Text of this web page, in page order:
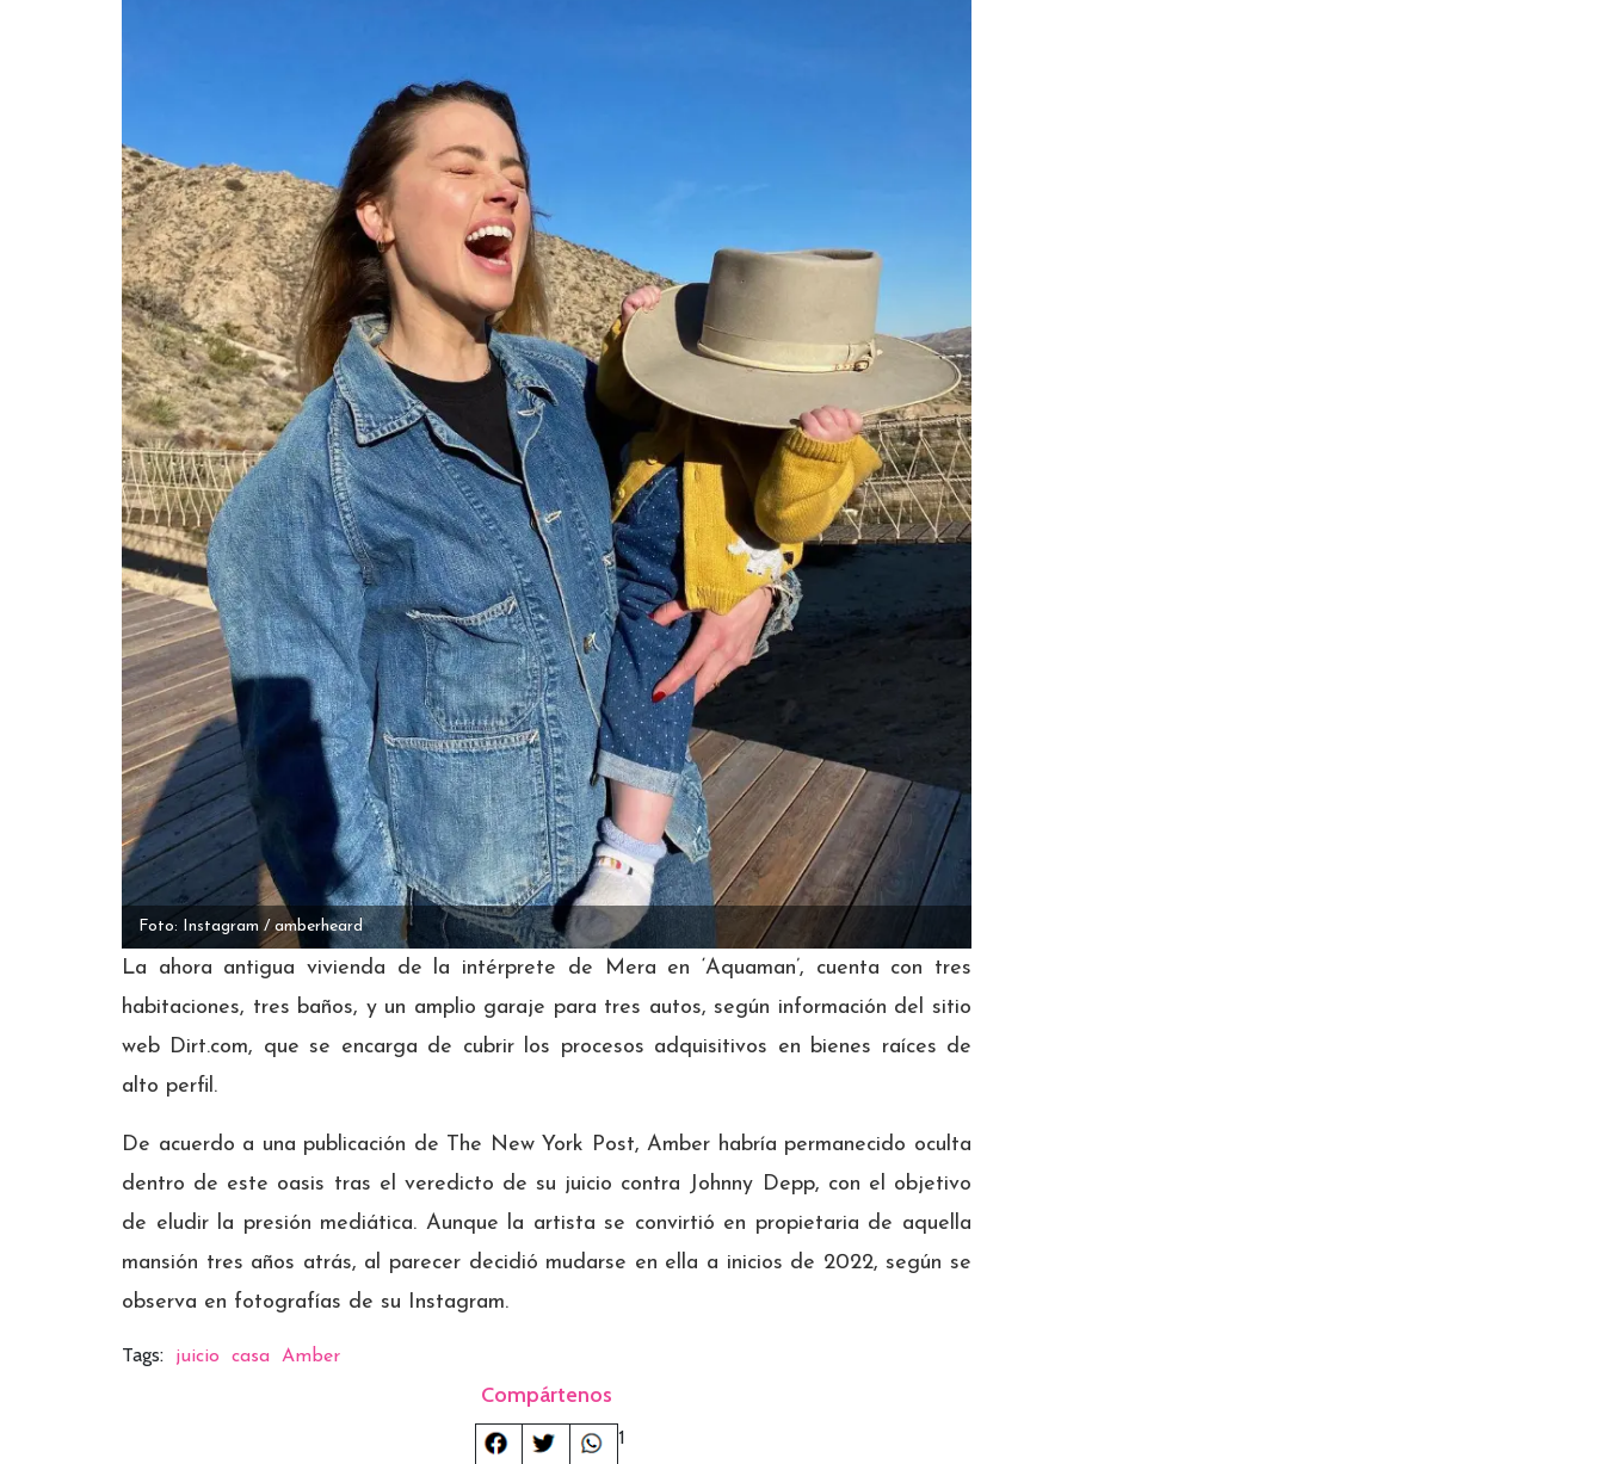
Foto: Instagram / amberheard
La ahora antigua vivienda de la intérprete de Mera en ‘Aquaman’, cuenta con tres
habitaciones, tres baños, y un amplio garaje para tres autos, según información del sitio
web Dirt.com, que se encarga de cubrir los procesos adquisitivos en bienes raíces de
alto perfil.
De acuerdo a una publicación de The New York Post, Amber habría permanecido oculta
dentro de este oasis tras el veredicto de su juicio contra Johnny Depp, con el objetivo
de eludir la presión mediática. Aunque la artista se convirtió en propietaria de aquella
mansión tres años atrás, al parecer decidió mudarse en ella a inicios de 2022, según se
observa en fotografías de su Instagram.
Tags: juicio casa Amber
Compártenos
1